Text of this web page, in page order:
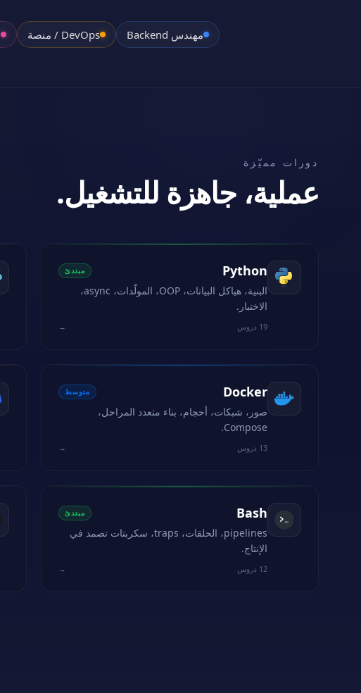
مهندس Backend DevOps / منصة
دورات مميّزة
عملية، جاهزة للتشغيل.
Python مبتدئ
البنية، هياكل البيانات، OOP، المولّدات، async،
الاختبار.
19 دروس →
Docker متوسط
صور، شبكات، أحجام، بناء متعدد المراحل،
Compose.
13 دروس →
Bash مبتدئ
pipelines، الحلقات، traps، سكربتات تصمد في
الإنتاج.
12 دروس →